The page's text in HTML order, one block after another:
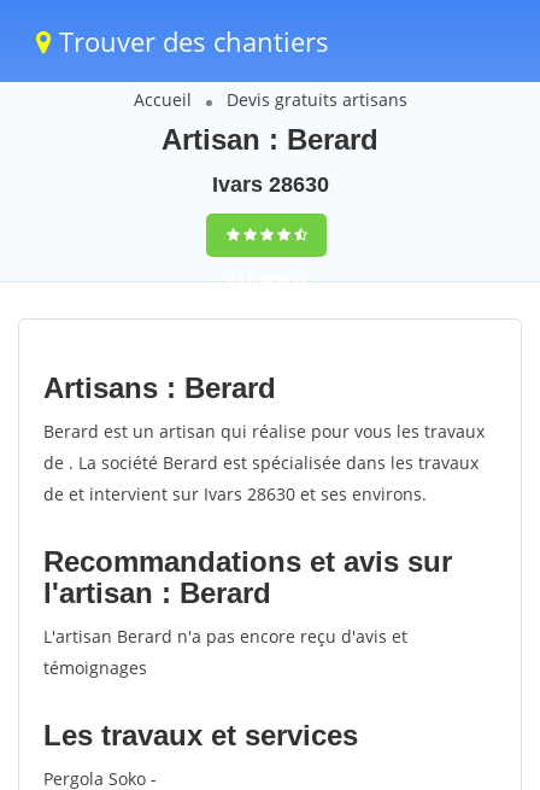
Trouver des chantiers
Accueil Devis gratuits artisans
Artisan : Berard
Ivars 28630
9,5(100%)55
votes
Artisans : Berard
Berard est un artisan qui réalise pour vous les travaux
de . La société Berard est spécialisée dans les travaux
de et intervient sur Ivars 28630 et ses environs.
Recommandations et avis sur
l'artisan : Berard
L'artisan Berard n'a pas encore reçu d'avis et
témoignages
Les travaux et services
Pergola Soko -